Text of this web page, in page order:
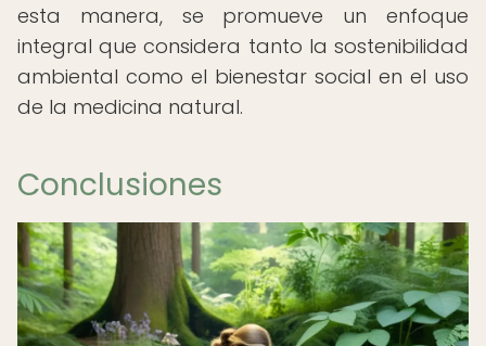
esta manera, se promueve un enfoque
integral que considera tanto la sostenibilidad
ambiental como el bienestar social en el uso
de la medicina natural.
Conclusiones